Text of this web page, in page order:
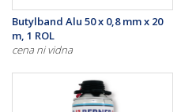
Butylband Alu 50 x 0,8 mm x 20
m, 1 ROL
cena ni vidna